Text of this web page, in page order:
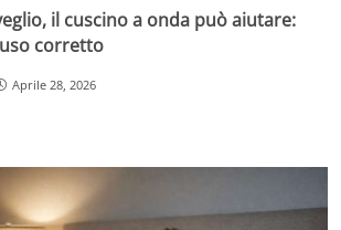
il cuscino a onda può aiutare:
corretto
Aprile 28, 2026